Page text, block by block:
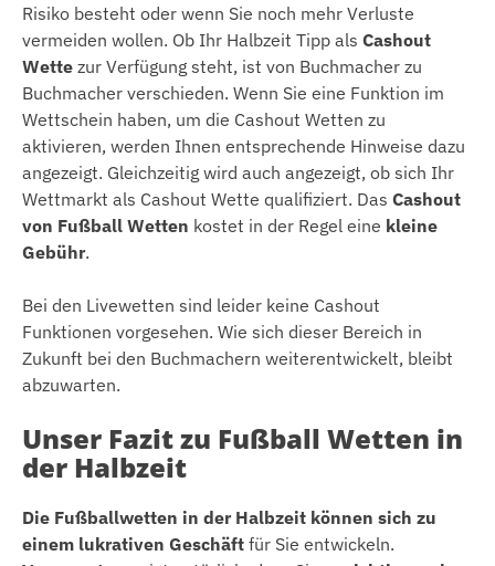
Risiko besteht oder wenn Sie noch mehr Verluste
vermeiden wollen. Ob Ihr Halbzeit Tipp als Cashout
Wette zur Verfügung steht, ist von Buchmacher zu
Buchmacher verschieden. Wenn Sie eine Funktion im
Wettschein haben, um die Cashout Wetten zu
aktivieren, werden Ihnen entsprechende Hinweise dazu
angezeigt. Gleichzeitig wird auch angezeigt, ob sich Ihr
Wettmarkt als Cashout Wette qualifiziert. Das Cashout
von Fußball Wetten kostet in der Regel eine kleine
Gebühr.
Bei den Livewetten sind leider keine Cashout
Funktionen vorgesehen. Wie sich dieser Bereich in
Zukunft bei den Buchmachern weiterentwickelt, bleibt
abzuwarten.
Unser Fazit zu Fußball Wetten in
der Halbzeit
Die Fußballwetten in der Halbzeit können sich zu
einem lukrativen Geschäft für Sie entwickeln.